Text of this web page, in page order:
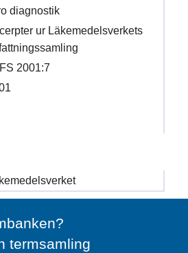
diagnostik
ur Läkemedelsverkets
2001:7
termsamling